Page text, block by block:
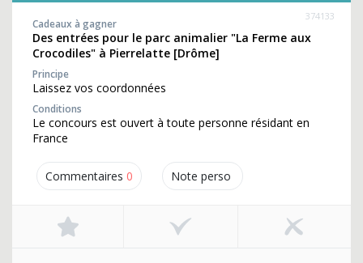
Commentaires 0 Note perso
374133
Cadeaux à gagner
Des entrées pour le parc animalier "La Ferme aux
Crocodiles" à Pierrelatte [Drôme]
Principe
Laissez vos coordonnées
Conditions
Le concours est ouvert à toute personne résidant en
France